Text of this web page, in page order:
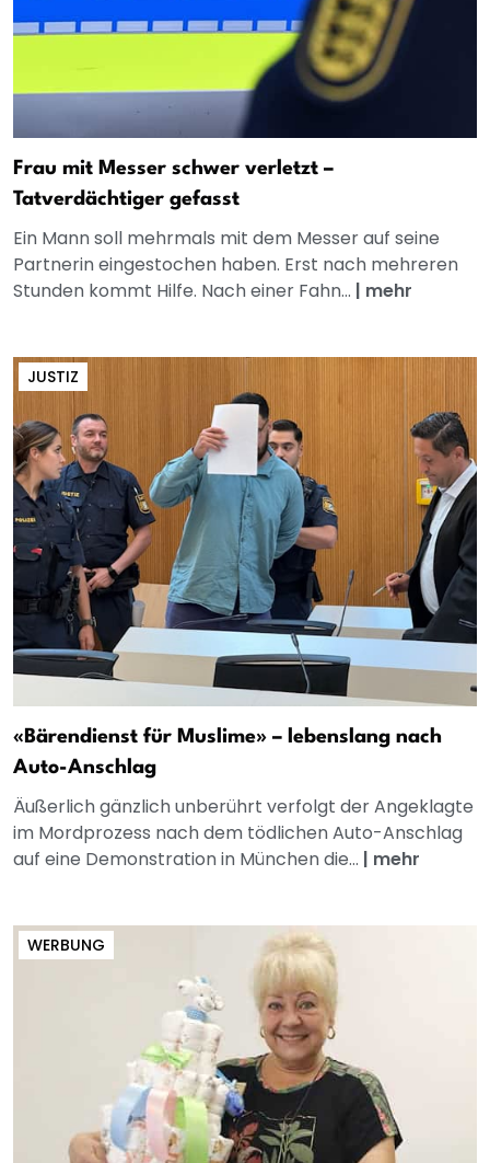
Frau mit Messer schwer verletzt –
Tatverdächtiger gefasst
Ein Mann soll mehrmals mit dem Messer auf seine
Partnerin eingestochen haben. Erst nach mehreren
Stunden kommt Hilfe. Nach einer Fahn... | mehr
JUSTIZ
«Bärendienst für Muslime» – lebenslang nach
Auto-Anschlag
Äußerlich gänzlich unberührt verfolgt der Angeklagte
im Mordprozess nach dem tödlichen Auto-Anschlag
auf eine Demonstration in München die... | mehr
WERBUNG